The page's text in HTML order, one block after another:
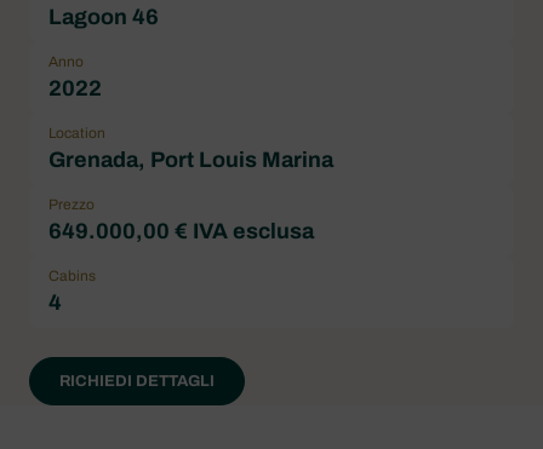
Lagoon 46
Anno
2022
Location
Grenada, Port Louis Marina
Prezzo
649.000,00 € IVA esclusa
Cabins
4
RICHIEDI DETTAGLI